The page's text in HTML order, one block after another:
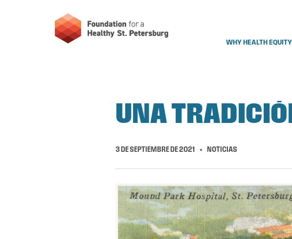
WHY HEALTH
UNA
3 DE SEPTIEMBRE DE 2021 NOTICIAS